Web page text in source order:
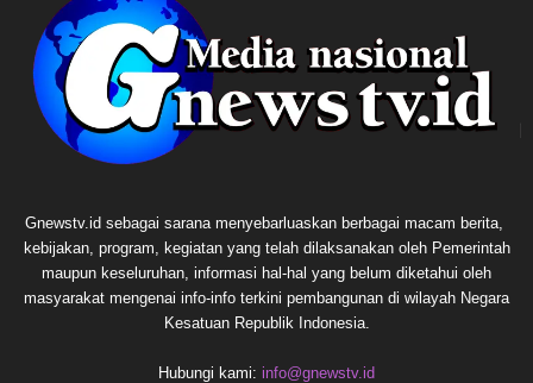
Gnewstv.id sebagai sarana menyebarluaskan berbagai macam berita,
kebijakan, program, kegiatan yang telah dilaksanakan oleh Pemerintah
maupun keseluruhan, informasi hal-hal yang belum diketahui oleh
masyarakat mengenai info-info terkini pembangunan di wilayah Negara
Kesatuan Republik Indonesia.
Hubungi kami: info@gnewstv.id